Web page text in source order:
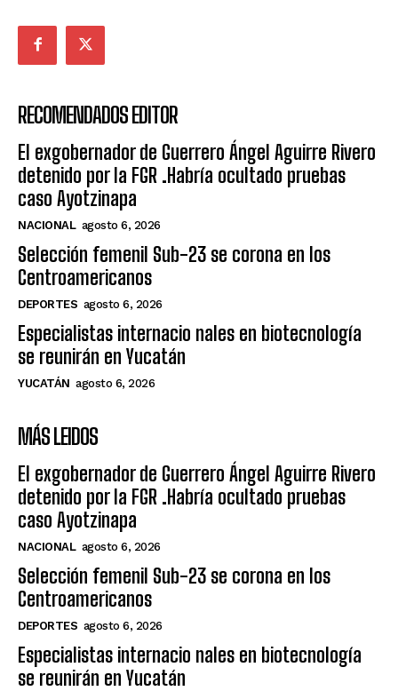
RECOMENDADOS EDITOR
El exgobernador de Guerrero Ángel Aguirre Rivero
detenido por la FGR .Habría ocultado pruebas
caso Ayotzinapa
NACIONAL agosto 6, 2026
Selección femenil Sub-23 se corona en los
Centroamericanos
DEPORTES agosto 6, 2026
Especialistas internacio nales en biotecnología
se reunirán en Yucatán
YUCATÁN agosto 6, 2026
MÁS LEIDOS
El exgobernador de Guerrero Ángel Aguirre Rivero
detenido por la FGR .Habría ocultado pruebas
caso Ayotzinapa
NACIONAL agosto 6, 2026
Selección femenil Sub-23 se corona en los
Centroamericanos
DEPORTES agosto 6, 2026
Especialistas internacio nales en biotecnología
se reunirán en Yucatán